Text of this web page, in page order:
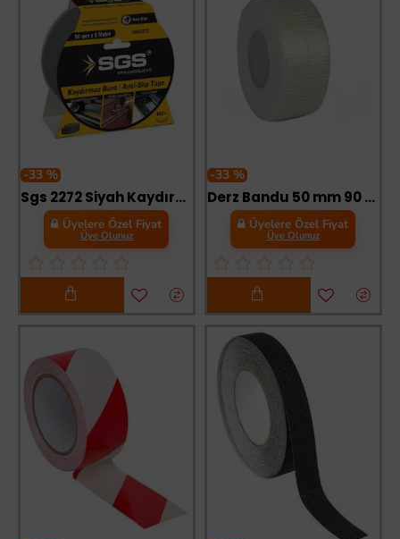
-33 %
Sgs 2272 Siyah Kaydırmaz Bant 50 mm 5 Metre
Üyelere Özel Fiyat
Üye Olunuz
-33 %
Derz Bandu 50 mm 90 Metre 75 Gr
Üyelere Özel Fiyat
Üye Olunuz